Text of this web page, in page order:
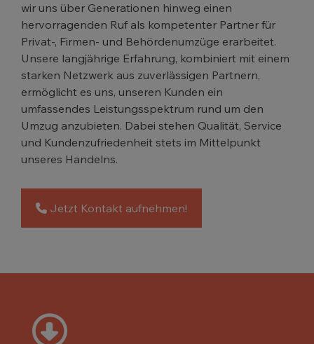
wir uns über Generationen hinweg einen
hervorragenden Ruf als kompetenter Partner für
Privat-, Firmen- und Behördenumzüge erarbeitet.
Unsere langjährige Erfahrung, kombiniert mit einem
starken Netzwerk aus zuverlässigen Partnern,
ermöglicht es uns, unseren Kunden ein
umfassendes Leistungsspektrum rund um den
Umzug anzubieten. Dabei stehen Qualität, Service
und Kundenzufriedenheit stets im Mittelpunkt
unseres Handelns.
Jetzt Kontakt aufnehmen!